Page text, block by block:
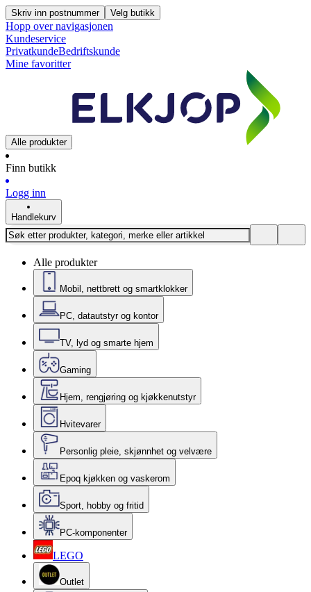
Skriv inn postnummer Velg butikk
Hopp over navigasjonen
Kundeservice
PrivatkundeBedriftskunde
Mine favoritter
Alle produkter
Finn butikk
Logg inn
Handlekurv
Alle produkter
Mobil, nettbrett og smartklokker
PC, datautstyr og kontor
TV, lyd og smarte hjem
Gaming
Hjem, rengjøring og kjøkkenutstyr
Hvitevarer
Personlig pleie, skjønnhet og velvære
Epoq kjøkken og vaskerom
Sport, hobby og fritid
PC-komponenter
LEGO
Outlet